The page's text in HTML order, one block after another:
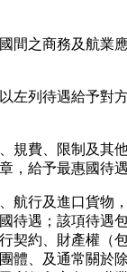
間之商務及航業
列待遇給予對
、限制及其他
，給予最惠國待
及進口貨物，
待遇；該項待遇
契約、財產權（
體、及通常關於